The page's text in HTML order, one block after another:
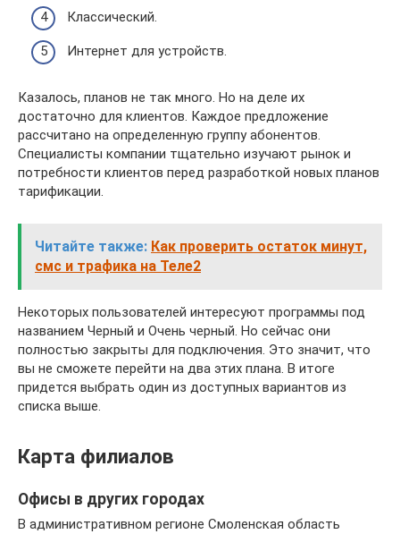
Классический.
Интернет для устройств.
Казалось, планов не так много. Но на деле их
достаточно для клиентов. Каждое предложение
рассчитано на определенную группу абонентов.
Специалисты компании тщательно изучают рынок и
потребности клиентов перед разработкой новых планов
тарификации.
Читайте также: Как проверить остаток минут,
смс и трафика на Теле2
Некоторых пользователей интересуют программы под
названием Черный и Очень черный. Но сейчас они
полностью закрыты для подключения. Это значит, что
вы не сможете перейти на два этих плана. В итоге
придется выбрать один из доступных вариантов из
списка выше.
Карта филиалов
Офисы в других городах
В административном регионе Смоленская область